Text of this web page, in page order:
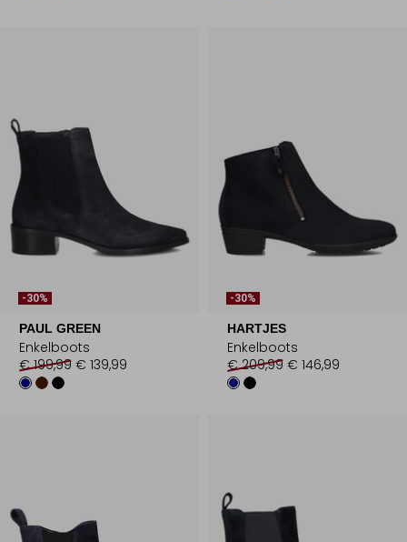
-30%
PAUL GREEN
Enkelboots
€ 199,99 € 139,99
-30%
HARTJES
Enkelboots
€ 209,99 € 146,99